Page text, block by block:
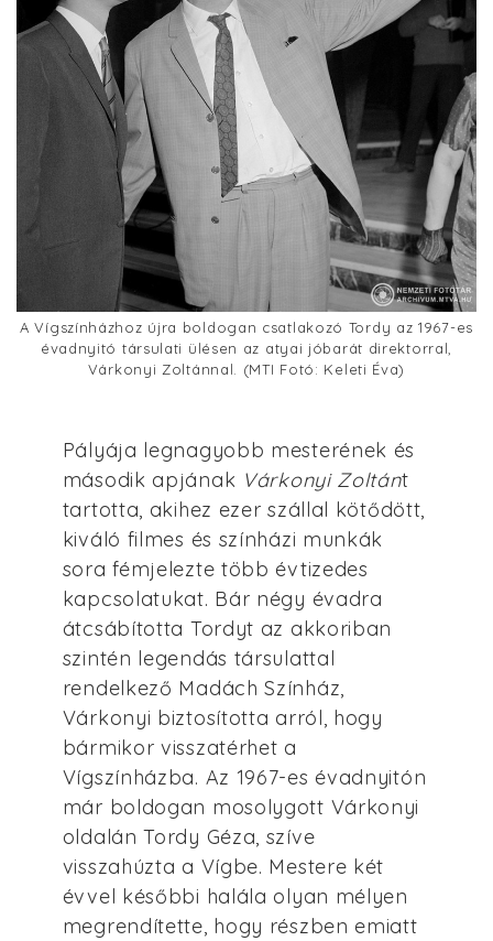
A Vígszínházhoz újra boldogan csatlakozó Tordy az 1967-es
évadnyitó társulati ülésen az atyai jóbarát direktorral,
Várkonyi Zoltánnal. (MTI Fotó: Keleti Éva)
Pályája legnagyobb mesterének és
második apjának Várkonyi Zoltánt
tartotta, akihez ezer szállal kötődött,
kiváló filmes és színházi munkák
sora fémjelezte több évtizedes
kapcsolatukat. Bár négy évadra
átcsábította Tordyt az akkoriban
szintén legendás társulattal
rendelkező Madách Színház,
Várkonyi biztosította arról, hogy
bármikor visszatérhet a
Vígszínházba. Az 1967-es évadnyitón
már boldogan mosolygott Várkonyi
oldalán Tordy Géza, szíve
visszahúzta a Vígbe. Mestere két
évvel későbbi halála olyan mélyen
megrendítette, hogy részben emiatt